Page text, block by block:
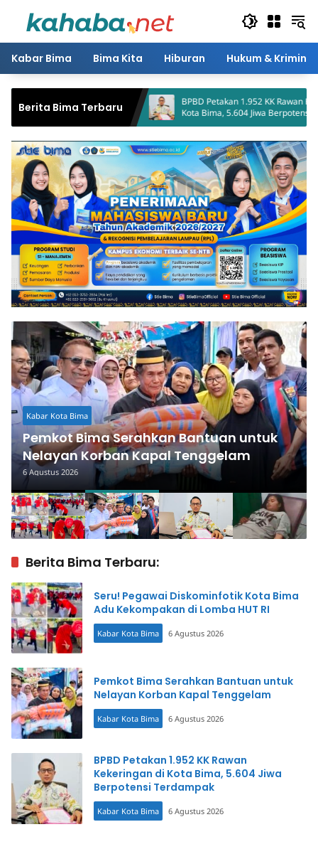
Kabar Bima Bima Kita Hiburan Hukum & Kriminal
Berita Bima Terbaru
BPBD Petakan 1.952 KK Rawan Kekeringan di
Kota Bima, 5.604 Jiwa Berpotensi Terdampak
Korban
Dompu
Kabar Kota Bima
Pemkot Bima Serahkan Bantuan untuk
Nelayan Korban Kapal Tenggelam
6 Agustus 2026
Berita Bima Terbaru:
Seru! Pegawai Diskominfotik Kota Bima
Adu Kekompakan di Lomba HUT RI
Kabar Kota Bima 6 Agustus 2026
Pemkot Bima Serahkan Bantuan untuk
Nelayan Korban Kapal Tenggelam
Kabar Kota Bima 6 Agustus 2026
BPBD Petakan 1.952 KK Rawan
Kekeringan di Kota Bima, 5.604 Jiwa
Berpotensi Terdampak
Kabar Kota Bima 6 Agustus 2026